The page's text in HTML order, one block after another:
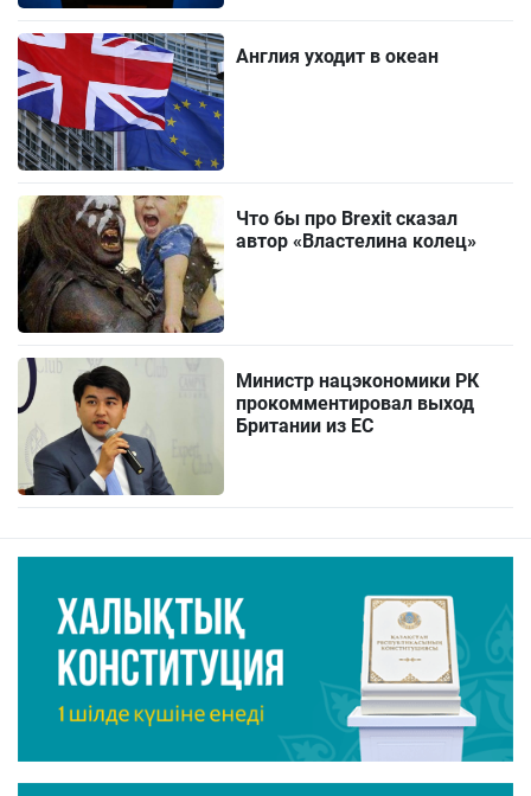
Англия уходит в океан
Что бы про Brexit сказал
автор «Властелина колец»
Министр нацэкономики РК
прокомментировал выход
Британии из ЕС